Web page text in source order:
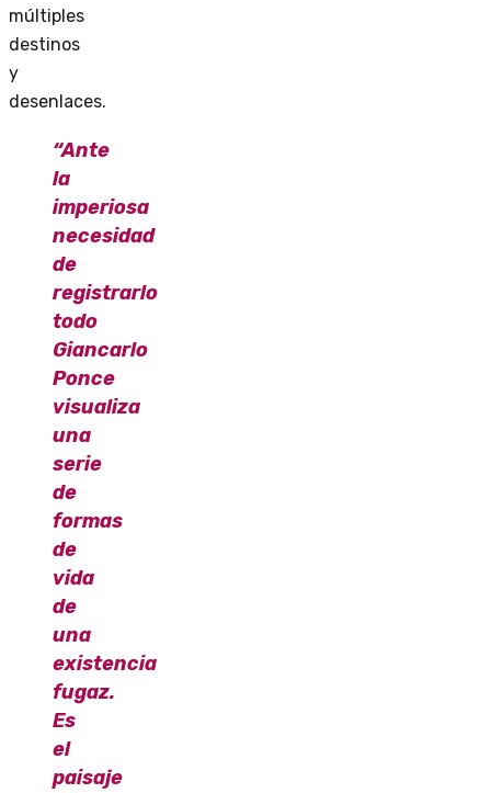
múltiples
destinos
y
desenlaces.
“Ante
la
imperiosa
necesidad
de
registrarlo
todo
Giancarlo
Ponce
visualiza
una
serie
de
formas
de
vida
de
una
existencia
fugaz.
Es
el
paisaje